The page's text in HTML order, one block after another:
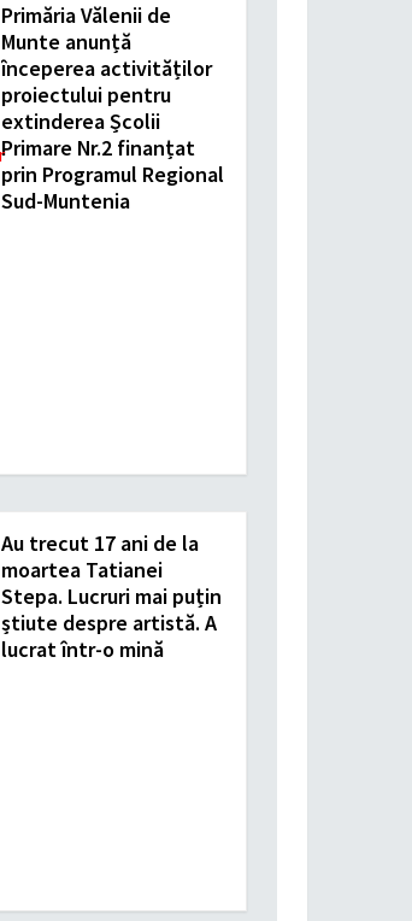
Primăria Vălenii de
Munte anunță
începerea activităților
proiectului pentru
extinderea Școlii
Primare Nr.2 finanțat
prin Programul Regional
Sud-Muntenia
Au trecut 17 ani de la
moartea Tatianei
Stepa. Lucruri mai puțin
știute despre artistă. A
lucrat într-o mină